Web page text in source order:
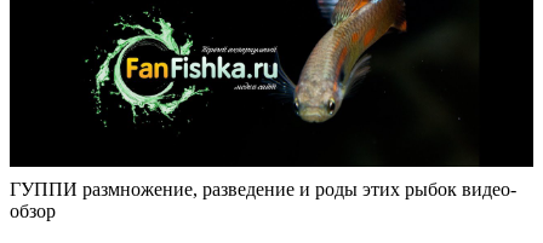
ГУППИ размножение, разведение и роды этих рыбок видео-
обзор